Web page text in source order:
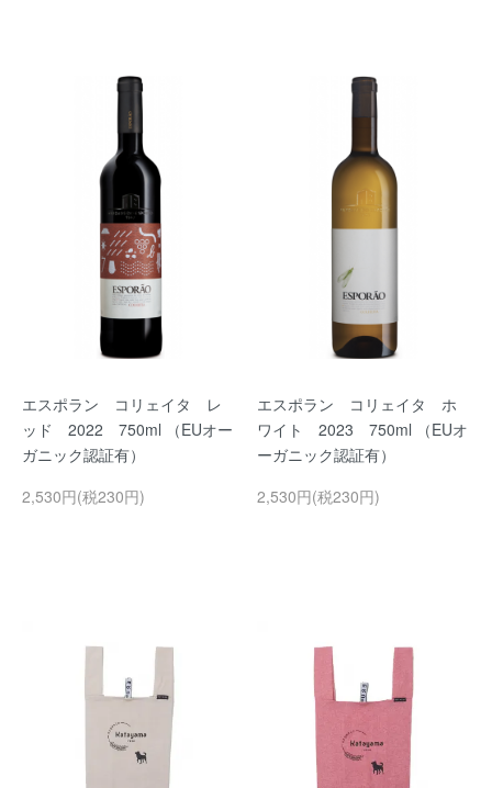
エスポラン コリェイタ レ
ッド 2022 750ml （EUオー
ガニック認証有）
2,530円(税230円)
エスポラン コリェイタ ホ
ワイト 2023 750ml （EUオ
ーガニック認証有）
2,530円(税230円)